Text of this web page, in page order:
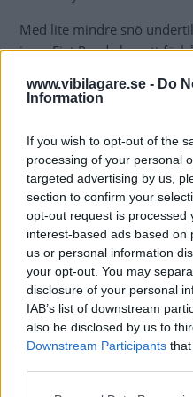
www.vibilagare.se - Do
Information
If you wish to opt-out of the
processing of your personal
targeted advertising by us,
section to confirm your
opt-out request is processed
interest-based ads based on
us or personal information
your opt-out. You may
disclosure of your personal
IAB’s list of downstream
also be disclosed by us to
Downstream Participants
Med lite mindre snö
igen. Fiat Panda har ett
system med två
en mellan fram- och
ovanligt låg etta som är en
snö.
Swifts 4WD kopplar
inte motorn. Fiat har mer
lägre utväxling. Man kan
antispinnfunktionen om
Dacia har rejäla
rejält hasskydd under
Ju större bil desto
självklart. Efter